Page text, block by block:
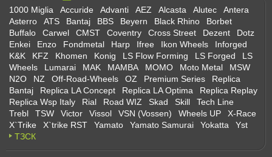
1000 Miglia Accuride Advanti AEZ Alcasta Alutec
Antera
Asterro
ATS Bantaj BBS Beyern Black Rhino
Borbet
Buffalo
Carwel CMST Coventry Cross Street Dezent
Dotz
Enkei
Enzo Fondmetal Harp Ifree Ikon Wheels
Inforged
K&K
KFZ Khomen Konig LS Flow Forming LS Forged
LS
Wheels
Lumarai MAK MAMBA MOMO Moto Metal
MSW
N2O
NZ Off-Road-Wheels OZ Premium Series
Replica
Bantaj
Replica LA Concept Replica LA Optima
Replica Replay
Replica Wsp Italy
Rial Road WIZ Skad Skill
Tech Line
Trebl
TSW Victor Vissol VSN (Vossen) Wheels UP
X-Race
X`Trike
X`trike RST Yamato Yamato Samurai Yokatta
Yst
ТЗСК